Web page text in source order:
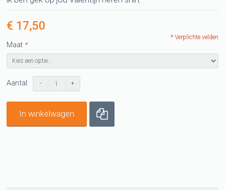
€ 17,50
*
Maat
* Verplichte velden
Aantal: - +
In winkelwagen